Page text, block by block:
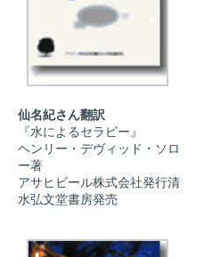
仙名紀さん翻訳
『水によるセラピー』
ヘンリー・デヴィッド・ソロ
ー著
アサヒビール株式会社発行清
水弘文堂書房発売